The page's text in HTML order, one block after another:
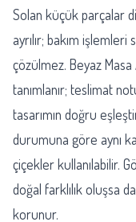
Solan küçük parçalar
ayrılır; bakım işlemleri
çözülmez. Beyaz
tanımlanır; teslimat
tasarımın doğru
durumuna göre aynı
çiçekler kullanılabilir.
doğal farklılık oluşsa
korunur.